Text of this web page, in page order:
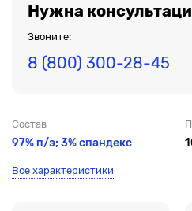
Нужна
Звоните:
8 (800) 300-28-45
Состав
97% п/э; 3% спандекс
Все характеристики